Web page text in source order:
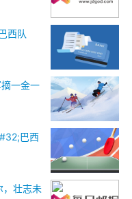
西队
一金一
巴西
，壮志未